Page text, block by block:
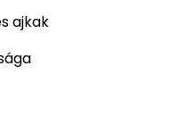
ajkak